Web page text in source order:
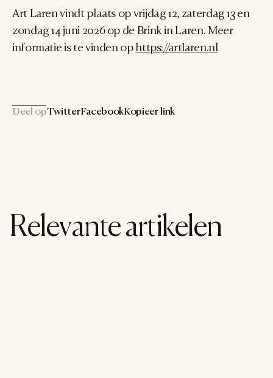
Art Laren vindt plaats op vrijdag 12, zaterdag 13 en
zondag 14 juni 2026 op de Brink in Laren. Meer
informatie is te vinden op https://artlaren.nl
Deel opTwitterFacebookKopieer link
Relevante artikelen